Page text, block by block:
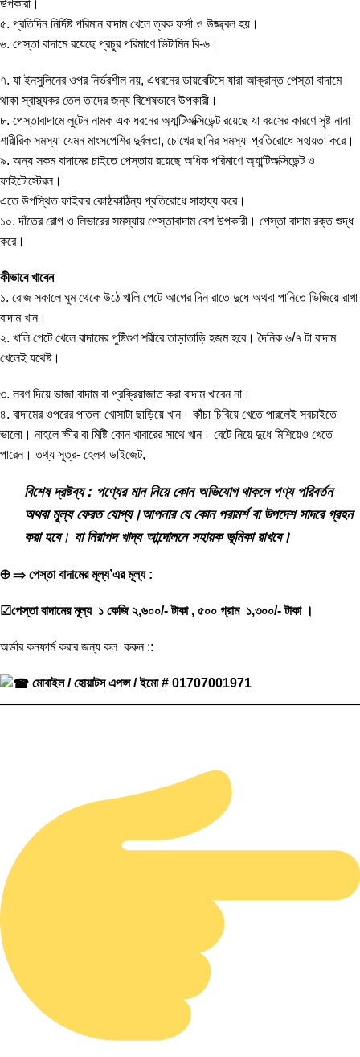
উপকারী।
৫. প্রতিদিন নির্দিষ্ট পরিমান বাদাম খেলে ত্বক ফর্সা ও উজ্জ্বল হয়।
৬. পেস্তা বাদামে রয়েছে প্রচুর পরিমাণে ভিটামিন বি-৬।
৭. যা ইনসুলিনের ওপর নির্ভরশীল নয়, এধরনের ডায়বেটিসে যারা আক্রান্ত পেস্তা বাদামে
থাকা স্বাস্থ্যকর তেল তাদের জন্য বিশেষভাবে উপকারী।
৮. পেস্তাবাদামে লুটেন নামক এক ধরনের অ্যান্টিঅক্সিডেন্ট রয়েছে যা বয়সের কারণে সৃষ্ট নানা
শারীরিক সমস্যা যেমন মাংসপেশির দুর্বলতা, চোখের ছানির সমস্যা প্রতিরোধে সহায়তা করে।
৯. অন্য সকম বাদামের চাইতে পেস্তায় রয়েছে অধিক পরিমাণে অ্যান্টিঅক্সিডেন্ট ও
ফাইটোস্টেরল।
এতে উপস্থিত ফাইবার কোষ্ঠকাঠিন্য প্রতিরোধে সাহায্য করে।
১০. দাঁতের রোগ ও লিভারের সমস্যায় পেস্তাবাদাম বেশ উপকারী। পেস্তা বাদাম রক্ত শুদ্ধ
করে।
কীভাবে খাবেন
১. রোজ সকালে ঘুম থেকে উঠে খালি পেটে আগের দিন রাতে দুধে অথবা পানিতে ভিজিয়ে রাখা
বাদাম খান।
২. খালি পেটে খেলে বাদামের পুষ্টিগুণ শরীরে তাড়াতাড়ি হজম হবে। দৈনিক ৬/৭ টা বাদাম
খেলেই যথেষ্ট।
৩. লবণ দিয়ে ভাজা বাদাম বা প্রক্রিয়াজাত করা বাদাম খাবেন না।
৪. বাদামের ওপরের পাতলা খোসাটা ছাড়িয়ে খান। কাঁচা চিবিয়ে খেতে পারলেই সবচাইতে
ভালো। নাহলে ক্ষীর বা মিষ্টি কোন খাবারের সাথে খান। বেটে নিয়ে দুধে মিশিয়েও খেতে
পারেন। তথ্য সূত্র- হেলথ ডাইজেট,
বিশেষ দ্রষ্টব্য : পণ্যের মান নিয়ে কোন অভিযোগ থাকলে পণ্য পরিবর্তন
অথবা মূল্য ফেরত যোগ্য।আপনার যে কোন পরামর্শ বা উপদেশ সাদরে গ্রহন
করা হবে। যা নিরাপদ খাদ্য আন্দোলনে সহায়ক ভূমিকা রাখবে।
⊕ ⇒ পেস্তা বাদামের মূল্য’এর মূল্য :
☑পেস্তা বাদামের মূল্য ১ কেজি ২,৬০০/- টাকা , ৫০০ গ্রাম ১,৩০০/- টাকা ।
অর্ডার কনফার্ম করার জন্য কল করুন ::
মোবাইল / হোয়াটস এপপ্স / ইমো # 01707001971